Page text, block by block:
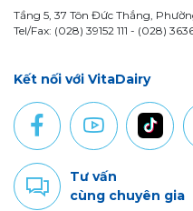
Tầng 5, 37 Tôn Đức Thắng,
Tel/Fax: (028) 39152 111 - (028)
Kết nối với VitaDairy
Tư vấn
cùng chuyên gia